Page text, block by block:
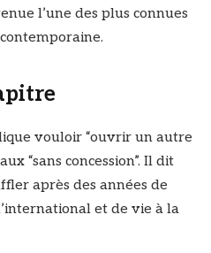
l’une des plus connues
vouloir “ouvrir un autre
“sans concession”. Il dit
après des années de
et de vie à la